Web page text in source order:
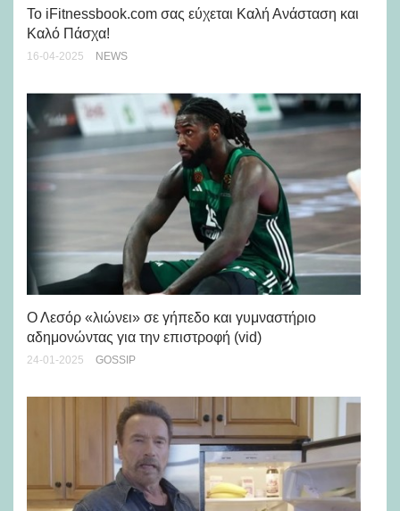
Το iFitnessbook.com σας εύχεται Καλή Ανάσταση και
Καλό Πάσχα!
16-04-2025 NEWS
Ο Λεσόρ «λιώνει» σε γήπεδο και γυμναστήριο
αδημονώντας για την επιστροφή (vid)
24-01-2025 GOSSIP